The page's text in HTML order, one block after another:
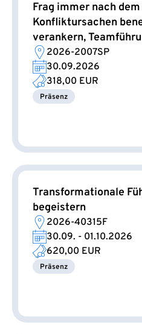
Frag immer nach
Konfliktursachen
verankern,
2026-2007SP
30.09.2026
318,00 EUR
Präsenz
Transformationale
begeistern
2026-40315F
30.09. - 01.10.2026
620,00 EUR
Präsenz